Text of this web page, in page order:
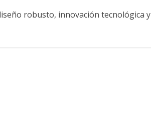
robusto, innovación tecnológica y